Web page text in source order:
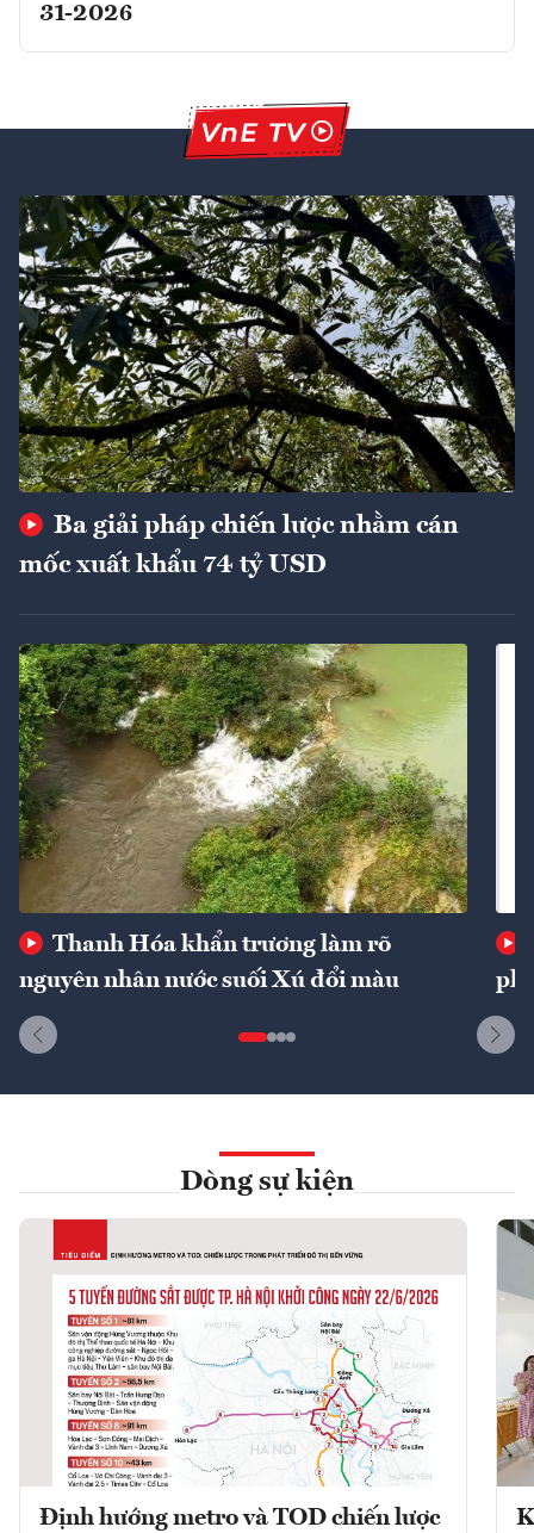
31-2026
Ba giải pháp chiến lược nhằm cán
mốc xuất khẩu 74 tỷ USD
Thanh Hóa khẩn trương làm rõ
nguyên nhân nước suối Xú đổi màu
phí
Dòng sự kiện
Định hướng metro và TOD chiến lược